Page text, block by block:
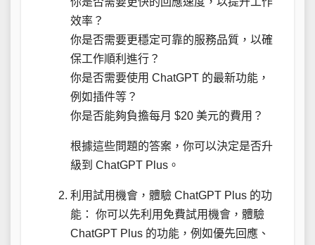
效率？
你是否需要更穩定可靠的服務品質，以確
保工作順利進行？
你是否需要使用 ChatGPT 的最新功能，
例如插件等？
你是否能夠負擔每月 $20 美元的費用？
根據這些問題的答案，你可以決定是否升
級到 ChatGPT Plus。
利用試用機會，體驗 ChatGPT Plus 的功
能： 你可以先利用免費試用機會，體驗
ChatGPT Plus 的功能，例如優先回應、